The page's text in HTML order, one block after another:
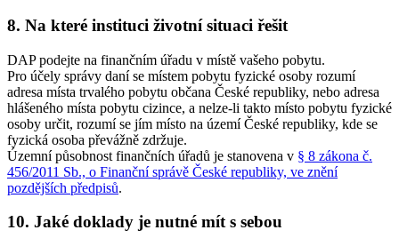
8. Na které instituci životní situaci řešit
DAP podejte na finančním úřadu v místě vašeho pobytu.
Pro účely správy daní se místem pobytu fyzické osoby rozumí
adresa místa trvalého pobytu občana České republiky, nebo adresa
hlášeného místa pobytu cizince, a nelze-li takto místo pobytu fyzické
osoby určit, rozumí se jím místo na území České republiky, kde se
fyzická osoba převážně zdržuje.
Územní působnost finančních úřadů je stanovena v § 8 zákona č.
456/2011 Sb., o Finanční správě České republiky, ve znění
pozdějších předpisů.
10. Jaké doklady je nutné mít s sebou